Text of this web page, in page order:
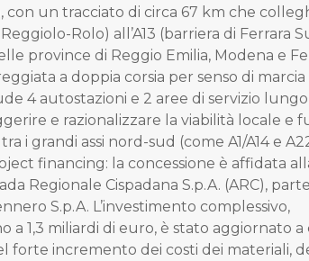
con un tracciato di circa 67 km che
Rolo) all’A13 (barriera di Ferrara
province di Reggio Emilia, Modena e
a doppia corsia per senso di marcia
4 autostazioni e 2 aree di servizio lungo
e razionalizzare la viabilità locale e
i grandi assi nord-sud (come A1/A14 e
financing: la concessione è affidata
Regionale Cispadana S.p.A. (ARC),
S.p.A. L’investimento complessivo,
a 1,3 miliardi di euro, è stato aggiornato a
forte incremento dei costi dei materiali,